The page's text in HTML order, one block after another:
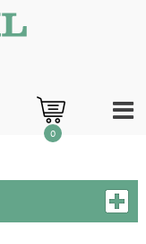
0